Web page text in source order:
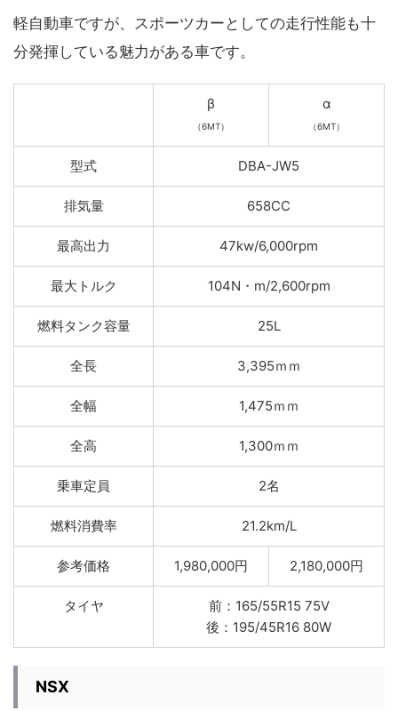
軽自動車ですが、スポーツカーとしての走行性能も十
分発揮している魅力がある車です。
β
（6MT）
α
（6MT）
型式 DBA-JW5
排気量 658CC
最高出力 47kw/6,000rpm
最大トルク 104N・m/2,600rpm
燃料タンク容量 25L
全長 3,395ｍｍ
全幅 1,475ｍｍ
全高 1,300ｍｍ
乗車定員 2名
燃料消費率 21.2km/L
参考価格 1,980,000円 2,180,000円
タイヤ
前：165/55R15 75V
後：195/45R16 80W
NSX